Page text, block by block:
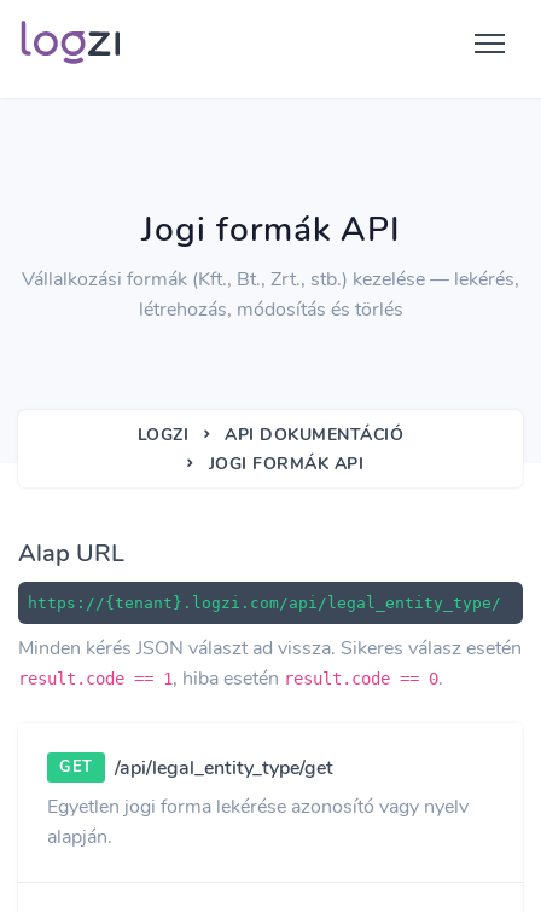
Jogi formák API
Vállalkozási formák (Kft., Bt., Zrt., stb.) kezelése — lekérés,
létrehozás, módosítás és törlés
LOGZI
API DOKUMENTÁCIÓ
JOGI FORMÁK API
Alap URL
https://{tenant}.logzi.com/api/legal_entity_type/
Minden kérés JSON választ ad vissza. Sikeres válasz esetén
result.code == 1, hiba esetén result.code == 0.
GET
/api/legal_entity_type/get
Egyetlen jogi forma lekérése azonosító vagy nyelv
alapján.